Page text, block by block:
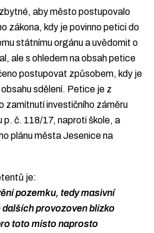
aby město postupovalo
zákona, kdy je povinno petici do
státnímu orgánu a uvědomit o
ale s ohledem na obsah petice
postupovat způsobem, kdy je
sdělení. Petice je z
zamítnutí investičního záměru
p. č. 118/17, naproti škole, a
plánu města Jesenice na
je:
pozemku, tedy masivní
provozoven blízko
toto místo naprosto